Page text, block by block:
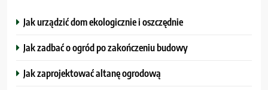
Jak urządzić dom ekologicznie i oszczędnie
Jak zadbać o ogród po zakończeniu budowy
Jak zaprojektować altanę ogrodową